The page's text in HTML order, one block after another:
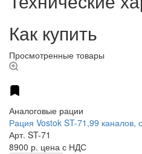
Как купить
Просмотренные товары
Аналоговые рации
Рация Vostok ST-71,99 каналов,
Арт. ST-71
8900 р. цена с НДС